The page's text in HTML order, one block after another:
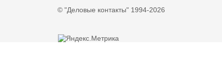
© "Деловые контакты" 1994-2026